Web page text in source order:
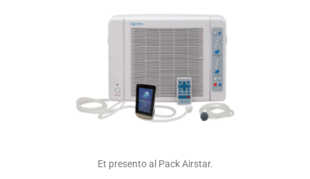
Et presento al Pack Airstar.